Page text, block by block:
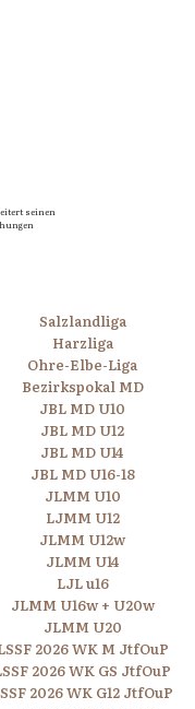
seinen
Salzlandliga
Harzliga
Ohre-Elbe-Liga
Bezirkspokal MD
JBL MD U10
JBL MD U12
JBL MD U14
JBL MD U16-18
JLMM U10
LJMM U12
JLMM U12w
JLMM U14
LJL u16
JLMM U16w + U20w
JLMM U20
2026 WK M JtfOuP
2026 WK GS JtfOuP
2026 WK G12 JtfOuP